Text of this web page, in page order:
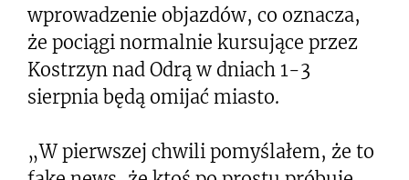
wprowadzenie objazdów, co oznacza,
że pociągi normalnie kursujące przez
Kostrzyn nad Odrą w dniach 1-3
sierpnia będą omijać miasto.
„W pierwszej chwili pomyślałem, że to